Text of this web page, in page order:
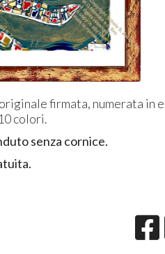
firmata, numerata
colori.
senza cornice.